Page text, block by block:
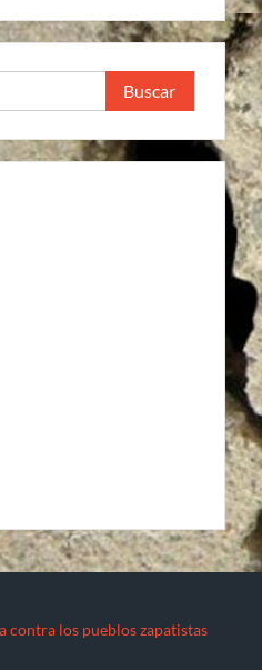
Buscar:
contra los pueblos zapatistas